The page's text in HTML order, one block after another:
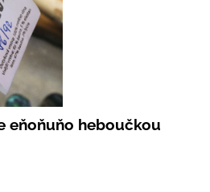
eňoňuňo heboučkou